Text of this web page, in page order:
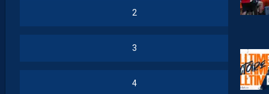
2
3
4